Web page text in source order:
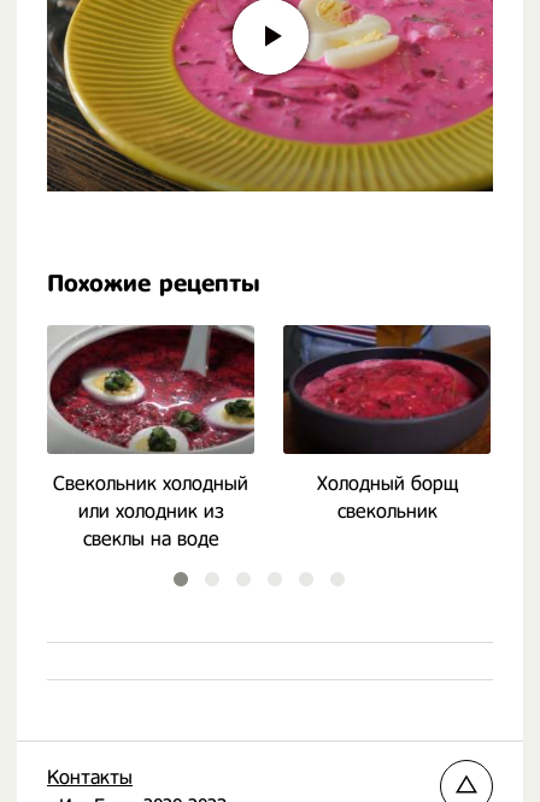
Похожие рецепты
Свекольник холодный
или холодник из
свеклы на воде
Холодный борщ
свекольник
Контакты